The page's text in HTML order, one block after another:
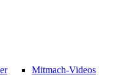
Mitmach-Videos